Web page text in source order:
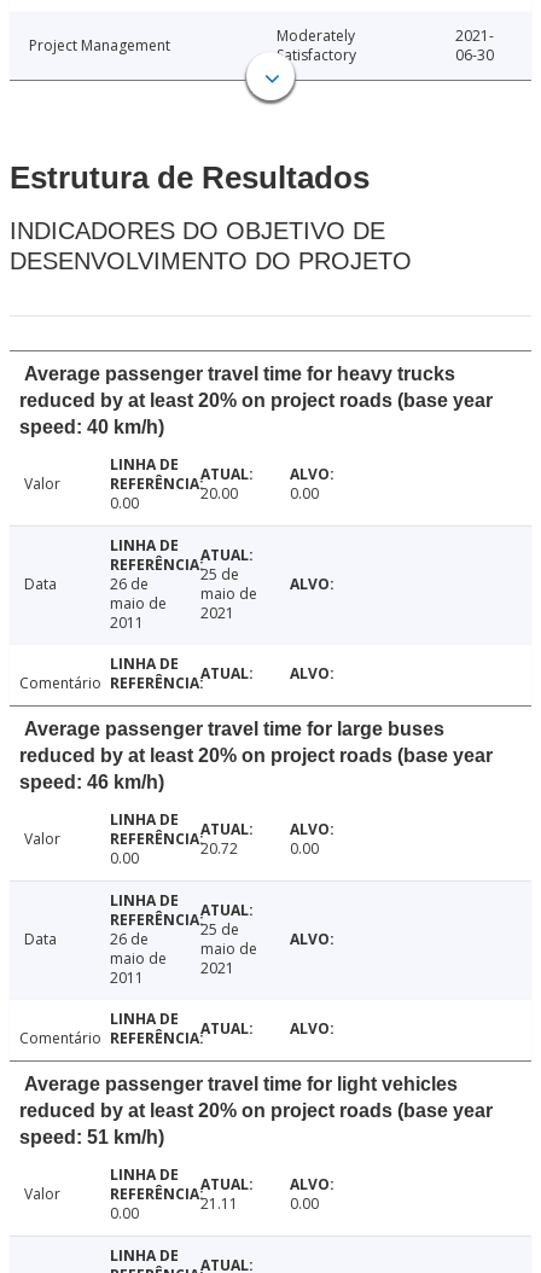
Project Management
Moderately
Satisfactory
2021-
06-30
Estrutura de Resultados
INDICADORES DO OBJETIVO DE
DESENVOLVIMENTO DO PROJETO
Average passenger travel time for heavy trucks
reduced by at least 20% on project roads (base year
speed: 40 km/h)
Valor
0.00
20.00 0.00
Data
26 de
maio de
2011
25 de
maio de
2021
Comentário
Average passenger travel time for large buses
reduced by at least 20% on project roads (base year
speed: 46 km/h)
Valor
0.00
20.72 0.00
Data
26 de
maio de
2011
25 de
maio de
2021
Comentário
Average passenger travel time for light vehicles
reduced by at least 20% on project roads (base year
speed: 51 km/h)
Valor
0.00
21.11 0.00